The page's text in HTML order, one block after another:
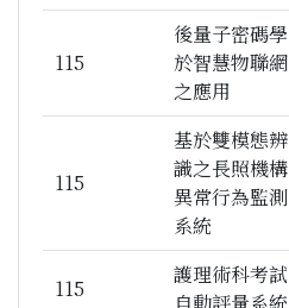
115
後量子密碼學
於智慧物聯網
之應用
115
基於雙模態辨
識之長照機構
異常行為監測
系統
115
護理術科考試